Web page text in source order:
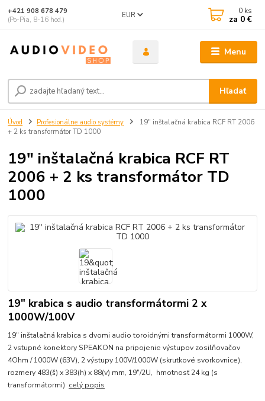
Menu
EUR
Hľadať
+421 908 678 479
(Po-Pia, 8-16 hod.)
0 ks
za 0 €
Úvod Profesionálne audio systémy
19" inštalačná krabica RCF RT 2006
+ 2 ks transformátor TD 1000
19" inštalačná krabica RCF RT
2006 + 2 ks transformátor TD
1000
19" krabica s audio transformátormi 2 x
1000W/100V
19" inštalačná krabica s dvomi audio toroidnými transformátormi 1000W,
2 vstupné konektory SPEAKON na pripojenie výstupov zosilňovačov
4Ohm / 1000W (63V), 2 výstupy 100V/1000W (skrutkové svorkovnice),
rozmery 483(š) x 383(h) x 88(v) mm, 19"/2U, hmotnosť 24 kg (s
transformátormi) celý popis